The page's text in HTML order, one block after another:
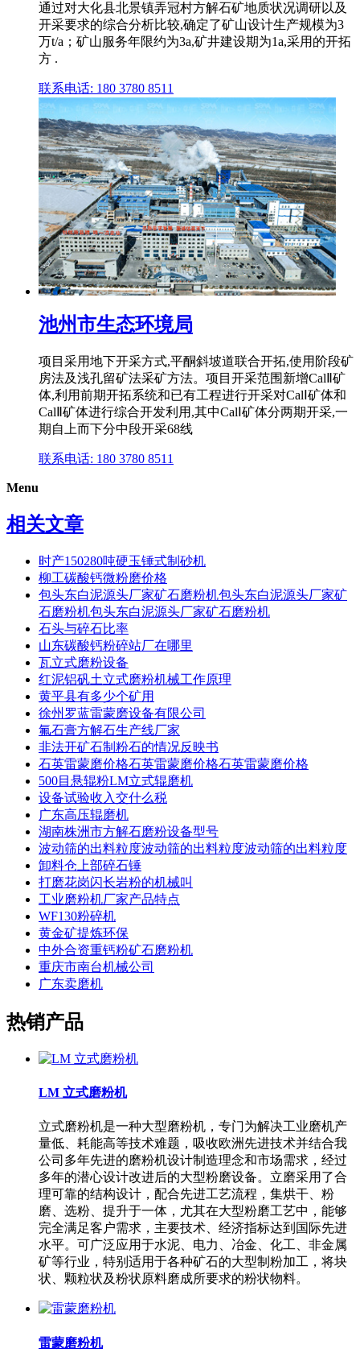
通过对大化县北景镇弄冠村方解石矿地质状况调研以及
开采要求的综合分析比较,确定了矿山设计生产规模为3
万t/a；矿山服务年限约为3a,矿井建设期为1a,采用的开拓
方 .
联系电话: 180 3780 8511
池州市生态环境局
项目采用地下开采方式,平酮斜坡道联合开拓,使用阶段矿
房法及浅孔留矿法采矿方法。项目开采范围新增CalⅡ矿
体,利用前期开拓系统和已有工程进行开采对CalⅠ矿体和
CalⅡ矿体进行综合开发利用,其中CalⅠ矿体分两期开采,一
期自上而下分中段开采68线
联系电话: 180 3780 8511
Menu
相关文章
时产150280吨硬玉锤式制砂机
柳工碳酸钙微粉磨价格
包头东白泥源头厂家矿石磨粉机包头东白泥源头厂家矿
石磨粉机包头东白泥源头厂家矿石磨粉机
石头与碎石比率
山东碳酸钙粉碎站厂在哪里
瓦立式磨粉设备
红泥铝矾土立式磨粉机械工作原理
黄平县有多少个矿用
徐州罗蓝雷蒙磨设备有限公司
氟石膏方解石生产线厂家
非法开矿石制粉石的情况反映书
石英雷蒙磨价格石英雷蒙磨价格石英雷蒙磨价格
500目悬辊粉LM立式辊磨机
设备试验收入交什么税
广东高压辊磨机
湖南株洲市方解石磨粉设备型号
波动筛的出料粒度波动筛的出料粒度波动筛的出料粒度
卸料仓上部碎石锤
打磨花岗闪长岩粉的机械叫
工业磨粉机厂家产品特点
WF130粉碎机
黄金矿提炼环保
中外合资重钙粉矿石磨粉机
重庆市南台机械公司
广东卖磨机
热销产品
LM 立式磨粉机
立式磨粉机是一种大型磨粉机，专门为解决工业磨机产
量低、耗能高等技术难题，吸收欧洲先进技术并结合我
公司多年先进的磨粉机设计制造理念和市场需求，经过
多年的潜心设计改进后的大型粉磨设备。立磨采用了合
理可靠的结构设计，配合先进工艺流程，集烘干、粉
磨、选粉、提升于一体，尤其在大型粉磨工艺中，能够
完全满足客户需求，主要技术、经济指标达到国际先进
水平。可广泛应用于水泥、电力、冶金、化工、非金属
矿等行业，特别适用于各种矿石的大型制粉加工，将块
状、颗粒状及粉状原料磨成所要求的粉状物料。
雷蒙磨粉机